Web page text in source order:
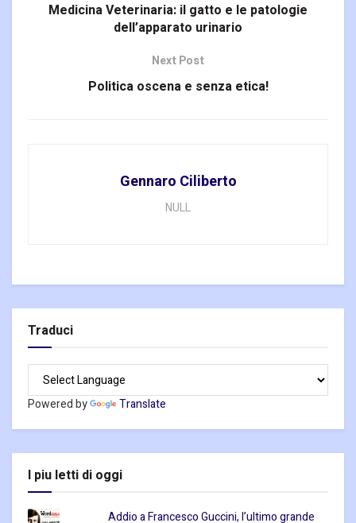
Medicina Veterinaria: il gatto e le patologie
dell’apparato urinario
Next Post
Politica oscena e senza etica!
Gennaro Ciliberto
NULL
Traduci
Powered by Translate
I piu letti di oggi
Addio a Francesco Guccini, l’ultimo grande